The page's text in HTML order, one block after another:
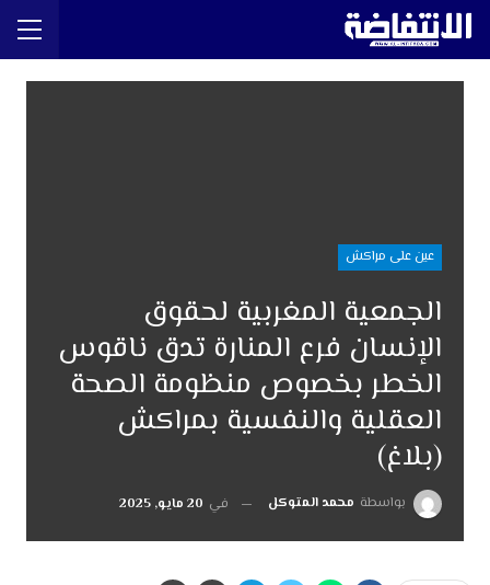
عين على مراكش
الجمعية المغربية لحقوق
الإنسان فرع المنارة تدق ناقوس
الخطر بخصوص منظومة الصحة
العقلية والنفسية بمراكش
(بلاغ)
بواسطة محمد المتوكل في 20 مايو, 2025